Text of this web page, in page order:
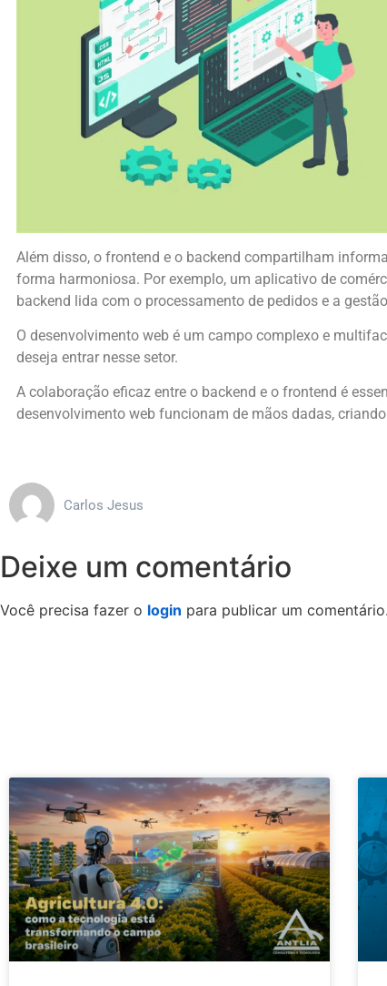
Além disso, o frontend e o backend compartilham
forma harmoniosa. Por exemplo, um aplicativo de
backend lida com o processamento de pedidos e a
O desenvolvimento web é um campo complexo e
deseja entrar nesse setor.
A colaboração eficaz entre o backend e o frontend é
desenvolvimento web funcionam de mãos dadas,
Carlos Jesus
Deixe um comentário
Você precisa fazer o login para publicar um comentário.